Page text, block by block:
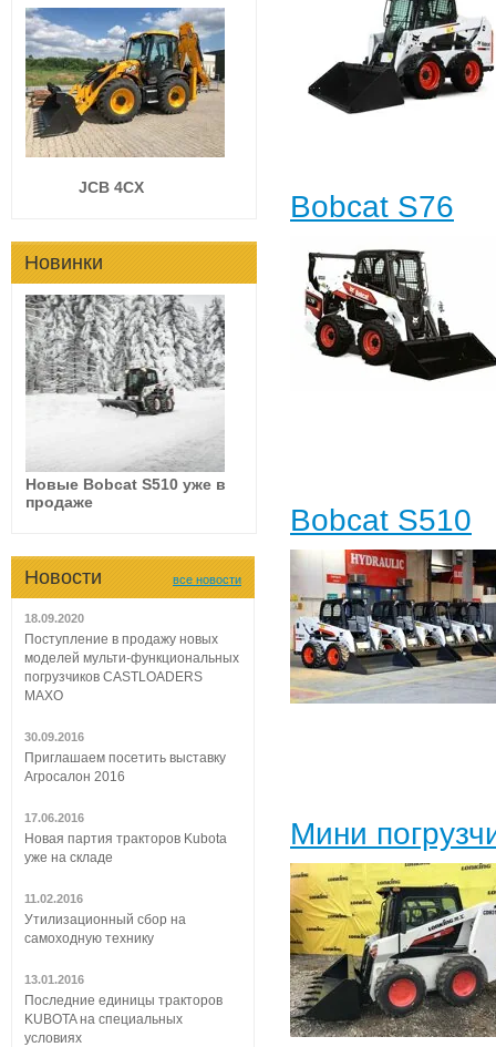
JCB 4CX
Новинки
Новые Bobcat S510 уже в
продаже
Новости все новости
18.09.2020
Поступление в продажу новых
моделей мульти-функциональных
погрузчиков CASTLOADERS
МАХО
30.09.2016
Приглашаем посетить выставку
Агросалон 2016
17.06.2016
Новая партия тракторов Kubota
уже на складе
11.02.2016
Утилизационный сбор на
самоходную технику
13.01.2016
Последние единицы тракторов
KUBOTA на специальных
условиях
Bobcat S76
Bobcat S510
Мини